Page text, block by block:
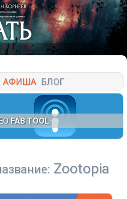
АФИША БЛОГ
FAB TOOL
Zootopia